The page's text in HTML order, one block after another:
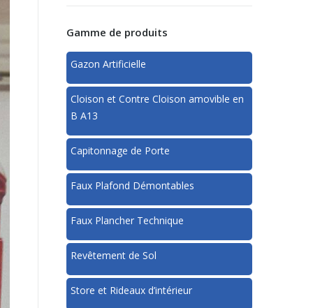
Gamme de produits
Gazon Artificielle
Cloison et Contre Cloison amovible en
B A13
Capitonnage de Porte
Faux Plafond Démontables
Faux Plancher Technique
Revêtement de Sol
Store et Rideaux d’intérieur